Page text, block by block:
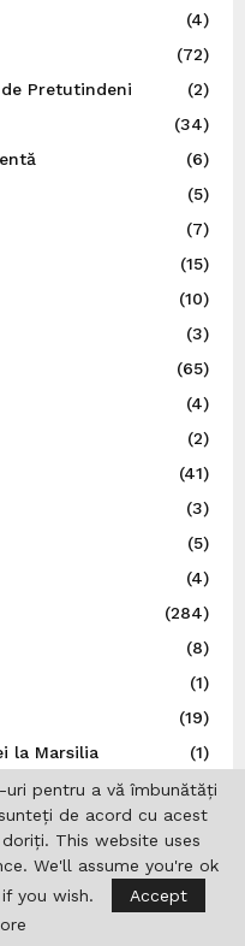
(4)
(72)
Pretutindeni
(2)
(34)
(6)
(5)
(7)
(15)
(10)
(3)
(65)
(4)
(2)
(41)
(3)
(5)
(4)
(284)
(8)
(1)
(19)
la Marsilia
(1)
(10)
(803)
Pretutindeni (DRP)
(14)
(1)
pentru a vă îmbunătăți
de acord cu acest
This website uses
We'll assume you're ok
you wish.
Accept